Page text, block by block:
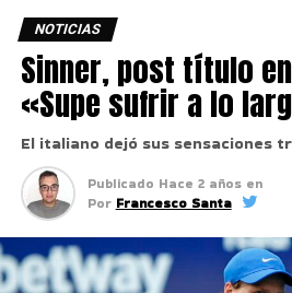
NOTICIAS
Sinner, post título
«Supe sufrir a lo
El italiano dejó sus sensaciones
Publicado Hace 2 años en
Por Francesco Santa